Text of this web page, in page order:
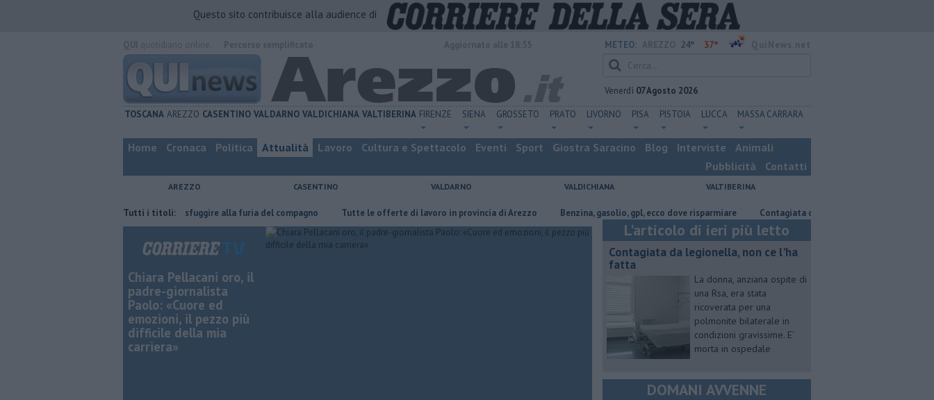
Questo sito contribuisce alla audience di
METEO: 24° 37°
Venerdì 07 Agosto 2026
TOSCANA AREZZO CASENTINO VALDARNO VALDICHIANA VALTIBERINA FIRENZE SIENA GROSSETO PRATO LIVORNO PISA PISTOIA LUCCA MASSA CARRARA
Home Cronaca Politica Attualità Lavoro Cultura e Spettacolo Eventi Sport Giostra Saracino Blog Interviste
Animali
Pubblicità
Contatti
AREZZO CASENTINO VALDARNO VALDICHIANA VALTIBERINA
Tutti i titoli:
Nascosta in un bar per sfuggire alla furia del compagno ​Tutte le offerte di lavoro in provincia di Arezzo ​Benzina, gasolio, gpl, ecco dove risparmiare Contagiata da legionella, non ce l'ha fatta
Chiara Pellacani oro, il
padre-giornalista
Paolo: «Cuore ed
emozioni, il pezzo più
difficile della mia
carriera»
L'articolo di ieri più letto
Contagiata da legionella, non ce l'ha
fatta
La donna, anziana ospite di
una Rsa, era stata
ricoverata per una
polmonite bilaterale in
condizioni gravissime. E'
morta in ospedale
DOMANI AVVENNE